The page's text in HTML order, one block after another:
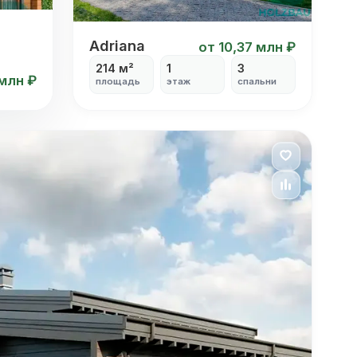
с 3 спальнями
₽
Дом с 3 спальнями одноэтажный
Adriana от 10,37 млн ₽
214 м²
площадь
1
этаж
3
спальни